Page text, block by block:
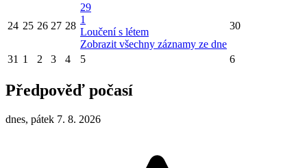
24 25 26 27 28
29
1
Loučení s létem
Zobrazit všechny záznamy ze dne
30
31 1 2 3 4 5 6
Předpověď počasí
dnes, pátek 7. 8. 2026